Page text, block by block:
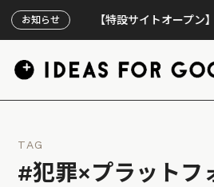
お知らせ【特設サイトオープン】映画
TAG
#犯罪×プラットフ